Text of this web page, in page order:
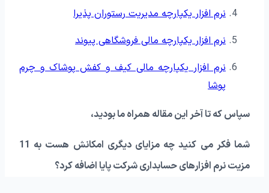
نرم افزار یکپارچه مدیریت رستوران پذیرا
نرم افزار یکپارچه مالی فروشگاهی پیوند
نرم افزار یکپارچه مالی کیف و کفش پوشاک و چرم
پوشا
سپاس که تا آخر این مقاله همراه ما بودید،
شما فکر می کنید چه مزایای دیگری امکانش هست به 11
مزیت نرم افزارهای حسابداری شرکت پایا اضافه کرد؟